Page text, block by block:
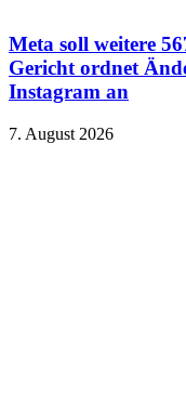
Meta soll weitere
Gericht ordnet
Instagram an
7. August 2026